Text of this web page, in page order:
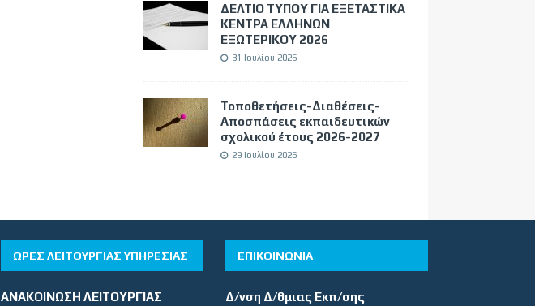
ΔΕΛΤΙΟ ΤΥΠΟΥ ΓΙΑ ΕΞΕΤΑΣΤΙΚΑ
ΚΕΝΤΡΑ ΕΛΛΗΝΩΝ
ΕΞΩΤΕΡΙΚΟΥ 2026
31 Ιουλίου 2026
Τοποθετήσεις-Διαθέσεις-
Αποσπάσεις εκπαιδευτικών
σχολικού έτους 2026-2027
29 Ιουλίου 2026
ΏΡΕΣ ΛΕΙΤΟΥΡΓΊΑΣ ΥΠΗΡΕΣΊΑΣ
ΑΝΑΚΟΙΝΩΣΗ ΛΕΙΤΟΥΡΓΙΑΣ
ΕΠΙΚΟΙΝΩΝΙΑ
Δ/νση Δ/θμιας Εκπ/σης